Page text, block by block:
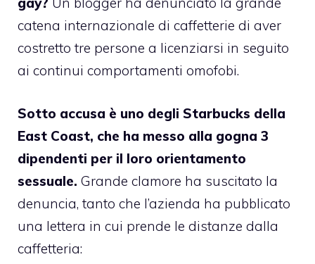
catena internazionale di caffetterie di aver
costretto tre persone a licenziarsi in seguito
ai continui comportamenti omofobi.
Sotto accusa è uno degli Starbucks della
East Coast, che ha messo alla gogna 3
dipendenti per il loro orientamento
sessuale. Grande clamore ha suscitato la
denuncia, tanto che l’azienda ha pubblicato
una lettera in cui prende le distanze dalla
caffetteria: